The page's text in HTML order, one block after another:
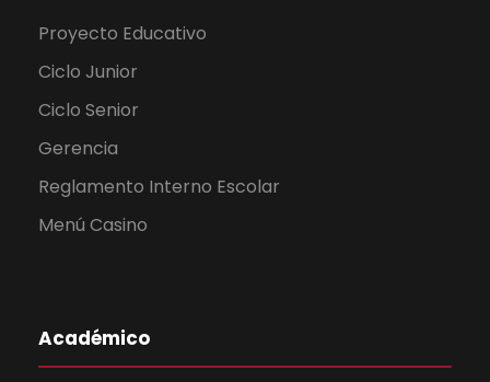
Proyecto Educativo
Ciclo Junior
Ciclo Senior
Gerencia
Reglamento Interno Escolar
Menú Casino
Académico